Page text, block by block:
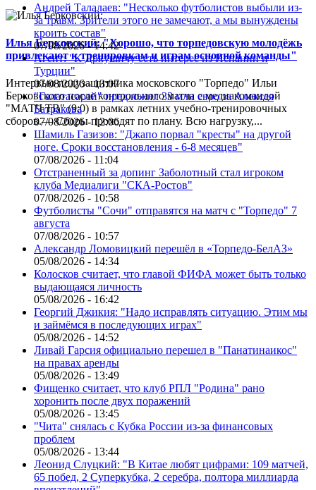
Илья Берковский: "Хорошо, что торпедовскую молодёжь
привлекают к тренировкам и играм основной команды"
Интервью полузащитника московского "Торпедо" Ильи
Берковского после контрольного матча с медиакомандой
"МАТЧ ТВ" (9:0) в рамках летних учебно-тренировочных
сборов.— Сборы проходят по плану. Всю нагрузку,...
Андрей Талалаев: "Несколько футболистов выбыли из-
за травм. Зрители этого не замечают, а мы вынуждены
кроить состав"
07/08/2026 - 14:42
Агент: "К Дркушичу есть интерес из Испании и
Турции"
07/08/2026 - 13:07
"Галатасарай" предложил 33 млн евро за Алексея
Батракова
07/08/2026 - 12:06
Шамиль Газизов: "Джапо порвал "кресты" на другой
ноге. Сроки восстановления - 6-8 месяцев"
07/08/2026 - 11:04
Отстраненный за допинг Заболотный стал игроком
клуба Медиалиги "СКА-Ростов"
07/08/2026 - 10:58
Футболисты "Сочи" отправятся на матч с "Торпедо" 7
августа
07/08/2026 - 10:57
Александр Ломовицкий перешёл в «Торпедо-БелАЗ»
05/08/2026 - 14:34
Колосков считает, что главой ФИФА может быть только
выдающаяся личность
05/08/2026 - 16:42
Георгий Джикия: "Надо исправлять ситуацию. Этим мы
и займёмся в последующих играх"
05/08/2026 - 14:52
Ливай Гарсия официально перешел в "Панатинаикос"
на правах аренды
05/08/2026 - 13:49
Фищенко считает, что клуб РПЛ "Родина" рано
хоронить после двух поражений
05/08/2026 - 13:45
"Чита" снялась с Кубка России из-за финансовых
проблем
05/08/2026 - 13:44
Леонид Слуцкий: "В Китае любят цифрами: 109 матчей,
65 побед, 2 Суперкубка, 2 серебра, полтора миллиарда